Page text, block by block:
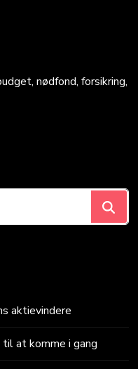
nødfond, forsikring,
aktievindere
at komme i gang